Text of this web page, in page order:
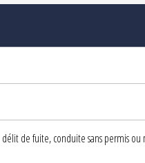
de fuite, conduite sans permis ou